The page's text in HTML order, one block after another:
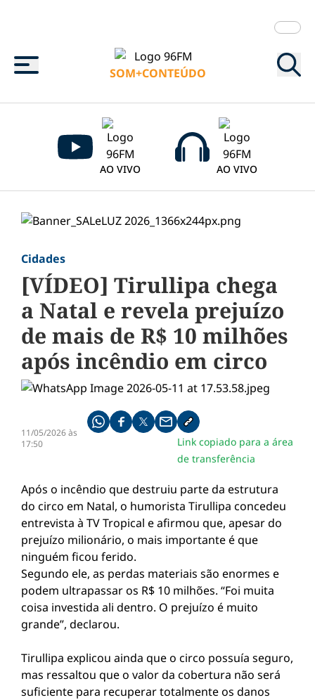
Menu
SOM+CONTEÚDO
AO VIVO AO VIVO
Cidades
[VÍDEO] Tirullipa chega
a Natal e revela prejuízo
de mais de R$ 10 milhões
após incêndio em circo
11/05/2026 às
17:50
Compartilhe pelo whatsapp
Compartilhar no facebook
Compartilhar no twitter
Compartilhe pelo email
Copiar link da notícia
Link copiado para a área
de transferência
Após o incêndio que destruiu parte da estrutura
do circo em Natal, o humorista Tirullipa concedeu
entrevista à TV Tropical e afirmou que, apesar do
prejuízo milionário, o mais importante é que
ninguém ficou ferido.
Segundo ele, as perdas materiais são enormes e
podem ultrapassar os R$ 10 milhões. “Foi muita
coisa investida ali dentro. O prejuízo é muito
grande”, declarou.
Tirullipa explicou ainda que o circo possuía seguro,
mas ressaltou que o valor da cobertura não será
suficiente para recuperar totalmente os danos